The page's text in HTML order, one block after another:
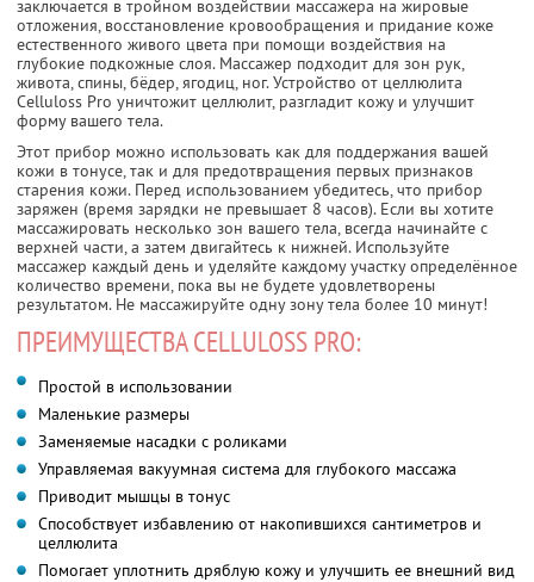
заключается в тройном воздействии массажера на жировые
отложения, восстановление кровообращения и придание коже
естественного живого цвета при помощи воздействия на
глубокие подкожные слоя. Массажер подходит для зон рук,
живота, спины, бёдер, ягодиц, ног. Устройство от целлюлита
Celluloss Pro уничтожит целлюлит, разгладит кожу и улучшит
форму вашего тела.
Этот прибор можно использовать как для поддержания вашей
кожи в тонусе, так и для предотвращения первых признаков
старения кожи. Перед использованием убедитесь, что прибор
заряжен (время зарядки не превышает 8 часов). Если вы хотите
массажировать несколько зон вашего тела, всегда начинайте с
верхней части, а затем двигайтесь к нижней. Используйте
массажер каждый день и уделяйте каждому участку определённое
количество времени, пока вы не будете удовлетворены
результатом. Не массажируйте одну зону тела более 10 минут!
ПРЕИМУЩЕСТВА CELLULOSS PRO:
Простой в использовании
Маленькие размеры
Заменяемые насадки с роликами
Управляемая вакуумная система для глубокого массажа
Приводит мышцы в тонус
Способствует избавлению от накопившихся сантиметров и
целлюлита
Помогает уплотнить дряблую кожу и улучшить ее внешний вид